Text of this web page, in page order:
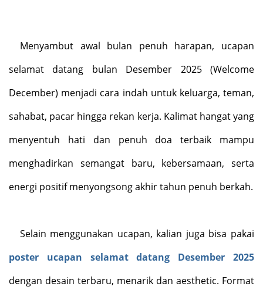
Menyambut awal bulan penuh harapan, ucapan
selamat datang bulan Desember 2025 (Welcome
December) menjadi cara indah untuk keluarga, teman,
sahabat, pacar hingga rekan kerja. Kalimat hangat yang
menyentuh hati dan penuh doa terbaik mampu
menghadirkan semangat baru, kebersamaan, serta
energi positif menyongsong akhir tahun penuh berkah.
Selain menggunakan ucapan, kalian juga bisa pakai
poster ucapan selamat datang Desember 2025
dengan desain terbaru, menarik dan aesthetic. Format